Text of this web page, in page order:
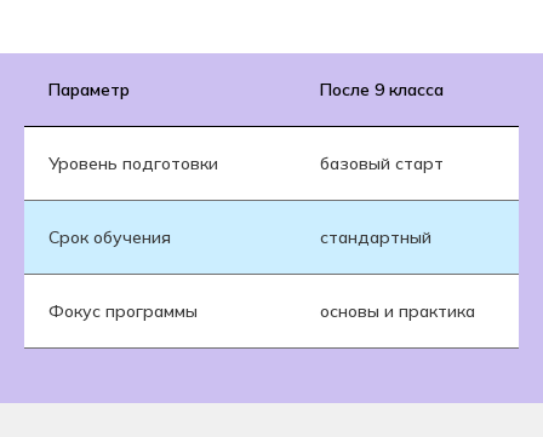
Параметр После 9 класса
Уровень подготовки базовый старт
Срок обучения стандартный
Фокус программы основы и практика